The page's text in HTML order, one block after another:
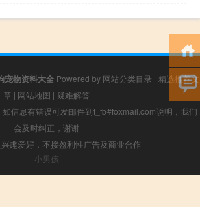
宠物资料大全Powered by 网站分类目录 | 精选推荐文
章 | 网站地图 | 疑难解答
信息有错误可发邮件到f_fb#foxmail.com说明，我们
会及时纠正，谢谢
趣爱好，不接盈利性广告及商业合作
小男孩